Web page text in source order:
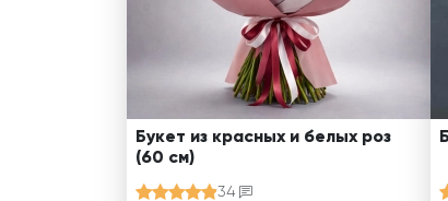
Букет из красных и белых роз
(60 см)
34